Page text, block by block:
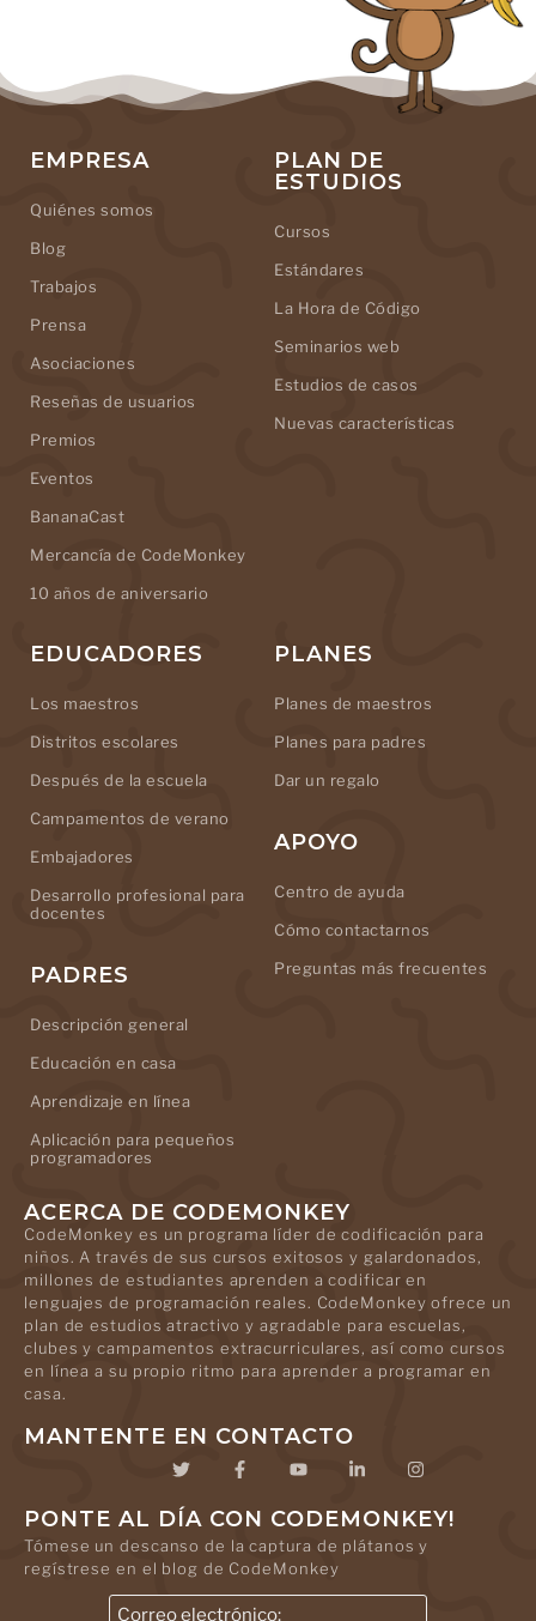
EMPRESA
Quiénes somos
Blog
Trabajos
Prensa
Asociaciones
Reseñas de usuarios
Premios
Eventos
BananaCast
Mercancía de CodeMonkey
10 años de aniversario
PLAN DE
ESTUDIOS
Cursos
Estándares
La Hora de Código
Seminarios web
Estudios de casos
Nuevas características
EDUCADORES
Los maestros
Distritos escolares
Después de la escuela
Campamentos de verano
Embajadores
Desarrollo profesional para
docentes
PADRES
Descripción general
Educación en casa
Aprendizaje en línea
Aplicación para pequeños
programadores
PLANES
Planes de maestros
Planes para padres
Dar un regalo
APOYO
Centro de ayuda
Cómo contactarnos
Preguntas más frecuentes
ACERCA DE CODEMONKEY
CodeMonkey es un programa líder de codificación para
niños. A través de sus cursos exitosos y galardonados,
millones de estudiantes aprenden a codificar en
lenguajes de programación reales. CodeMonkey ofrece un
plan de estudios atractivo y agradable para escuelas,
clubes y campamentos extracurriculares, así como cursos
en línea a su propio ritmo para aprender a programar en
casa.
MANTENTE EN CONTACTO
PONTE AL DÍA CON CODEMONKEY!
Tómese un descanso de la captura de plátanos y
regístrese en el blog de CodeMonkey